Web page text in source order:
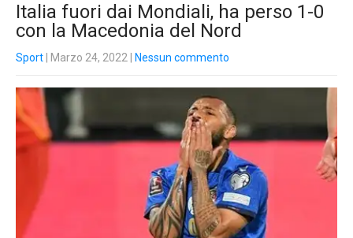
Italia fuori dai Mondiali, ha perso 1-0
con la Macedonia del Nord
Sport | Marzo 24, 2022 Nessun commento